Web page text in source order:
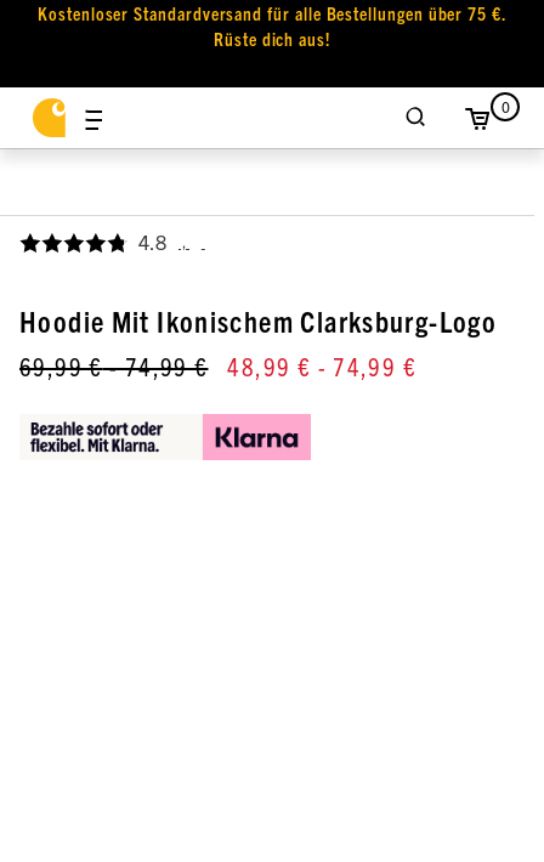
Kostenloser Standardversand für alle Bestellungen über 75 €.
Rüste dich aus!
0
4.8 ,
Hoodie Mit Ikonischem Clarksburg-Logo
69,99 €- 74,99 € 48,99 € - 74,99 €